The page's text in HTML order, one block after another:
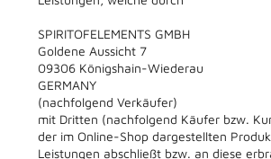
SPIRITOFELEMENTS GMBH
Goldene Aussicht 7
09306 Königshain-Wiederau
GERMANY
(nachfolgend Verkäufer)
mit Dritten (nachfolgend Käufer bzw.
der im Online-Shop dargestellten
Leistungen abschließt bzw. an diese